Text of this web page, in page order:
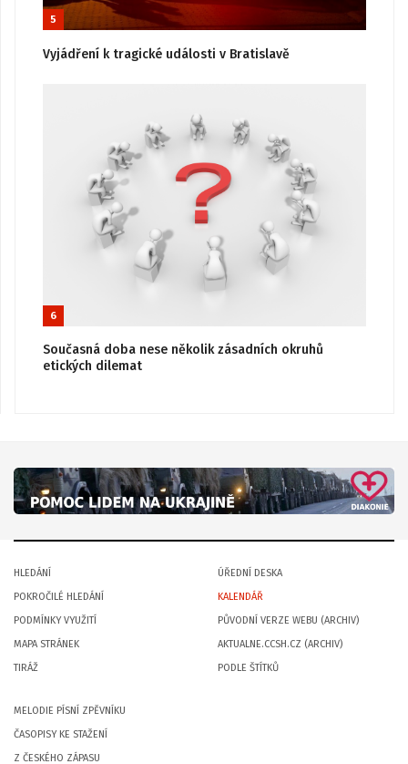
5
Vyjádření k tragické události v Bratislavě
6
Současná doba nese několik zásadních okruhů
etických dilemat
HLEDÁNÍ
POKROČILÉ HLEDÁNÍ
PODMÍNKY VYUŽITÍ
MAPA STRÁNEK
TIRÁŽ
ÚŘEDNÍ DESKA
KALENDÁŘ
PŮVODNÍ VERZE WEBU (ARCHIV)
AKTUALNE.CCSH.CZ (ARCHIV)
PODLE ŠTÍTKŮ
MELODIE PÍSNÍ ZPĚVNÍKU
ČASOPISY KE STAŽENÍ
Z ČESKÉHO ZÁPASU